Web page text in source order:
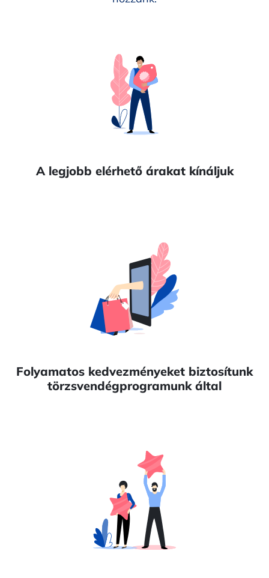
A legjobb elérhető árakat kínáljuk
Folyamatos kedvezményeket biztosítunk
törzsvendégprogramunk által